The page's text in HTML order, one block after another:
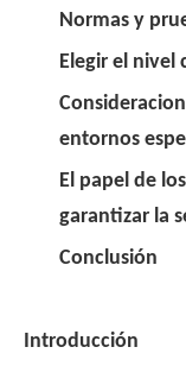
Normas y
Elegir el nivel
entornos
El papel de
garantizar la
Conclusión
Introducción